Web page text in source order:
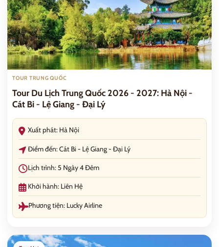
TOUR TRUNG QUỐC
Tour Du Lịch Trung Quốc 2026 - 2027: Hà Nội -
Cát Bi - Lệ Giang - Đại Lý
Xuất phát: Hà Nội
Điểm đến: Cát Bi - Lệ Giang - Đại Lý
Lịch trình: 5 Ngày 4 Đêm
Khởi hành: Liên Hệ
Phương tiện: Lucky Airline